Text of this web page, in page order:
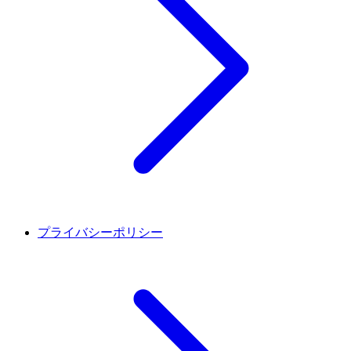
プライバシーポリシー